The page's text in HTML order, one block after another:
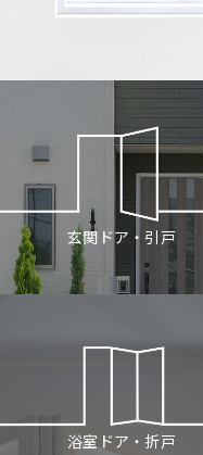
玄関ドア・引戸
浴室ドア・折戸